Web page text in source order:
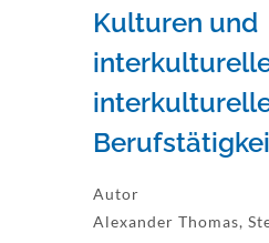
Kulturen und
Autor
Alexander Thomas,